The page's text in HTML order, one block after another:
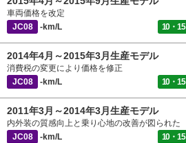
車両価格を改定
JC08
-km/L 10・15
2014年4月～2015年3月生産モデル
消費税の変更により価格を修正
JC08
-km/L 10・15
2011年3月～2014年3月生産モデル
内外装の質感向上と乗り心地の改善が図られた
JC08
-km/L 10・15